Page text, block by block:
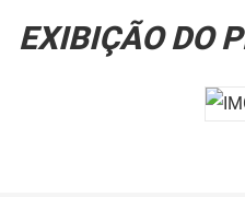
EXIBIÇÃO DO